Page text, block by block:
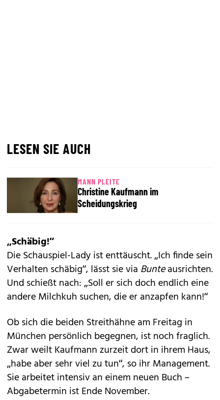
LESEN SIE AUCH
MANN PLEITE
Christine Kaufmann im
Scheidungskrieg
„Schäbig!“
Die Schauspiel-Lady ist enttäuscht. „Ich finde sein
Verhalten schäbig“, lässt sie via Bunteausrichten.
Und schießt nach: „Soll er sich doch endlich eine
andere Milchkuh suchen, die er anzapfen kann!“
Ob sich die beiden Streithähne am Freitag in
München persönlich begegnen, ist noch fraglich.
Zwar weilt Kaufmann zurzeit dort in ihrem Haus,
„habe aber sehr viel zu tun“, so ihr Management.
Sie arbeitet intensiv an einem neuen Buch –
Abgabetermin ist Ende November.